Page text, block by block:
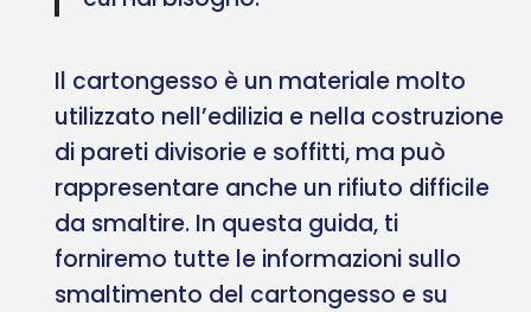
Il cartongesso è un materiale molto
utilizzato nell’edilizia e nella costruzione
di pareti divisorie e soffitti, ma può
rappresentare anche un rifiuto difficile
da smaltire. In questa guida, ti
forniremo tutte le informazioni sullo
smaltimento del cartongesso e su